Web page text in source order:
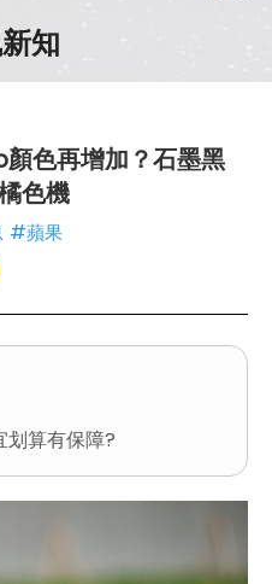
知
顏色再增加？石墨黑
色機
#蘋果
划算有保障?